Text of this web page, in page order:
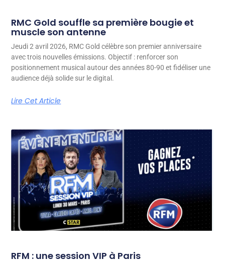
RMC Gold souffle sa première bougie et
muscle son antenne
Jeudi 2 avril 2026, RMC Gold célèbre son premier anniversaire
avec trois nouvelles émissions. Objectif : renforcer son
positionnement musical autour des années 80-90 et fidéliser une
audience déjà solide sur le digital.
Lire Cet Article
RFM : une session VIP à Paris